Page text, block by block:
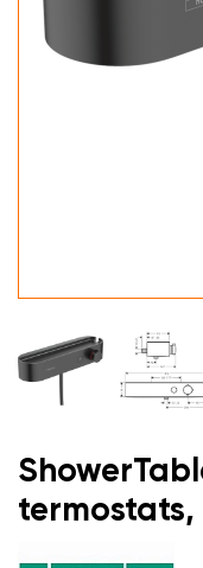
termostats,